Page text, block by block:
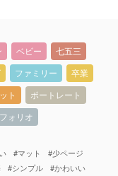
ベビー
七五三
ファミリー
卒業
ト
ポートレート
ォリオ
#マット
#少ページ
#シンプル
#かわいい